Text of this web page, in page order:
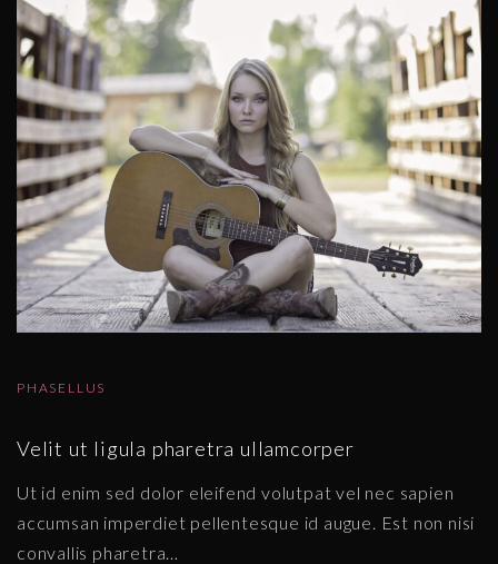
PHASELLUS
Velit ut ligula pharetra ullamcorper
Ut id enim sed dolor eleifend volutpat vel nec sapien
accumsan imperdiet pellentesque id augue. Est non nisi
convallis pharetra…